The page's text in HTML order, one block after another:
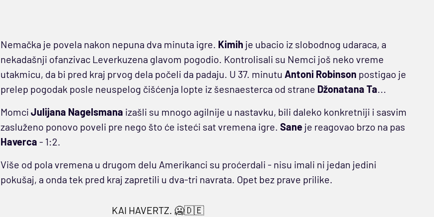
Nemačka je povela nakon nepuna dva minuta igre. Kimih je ubacio iz slobodnog udaraca, a
nekadašnji ofanzivac Leverkuzena glavom pogodio. Kontrolisali su Nemci još neko vreme
utakmicu, da bi pred kraj prvog dela počeli da padaju. U 37. minutu Antoni Robinson postigao je
prelep pogodak posle neuspelog čišćenja lopte iz šesnaesterca od strane Džonatana Ta...
Momci Julijana Nagelsmana izašli su mnogo agilnije u nastavku, bili daleko konkretniji i sasvim
zasluženo ponovo poveli pre nego što će isteći sat vremena igre. Sane je reagovao brzo na pas
Haverca - 1:2.
Više od pola vremena u drugom delu Amerikanci su proćerdali - nisu imali ni jedan jedini
pokušaj, a onda tek pred kraj zapretili u dva-tri navrata. Opet bez prave prilike.
KAI HAVERTZ. 🥶🇩🇪